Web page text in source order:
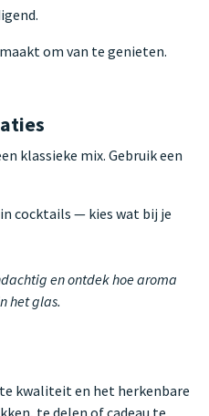
om van te genieten.
klassieke mix. Gebruik een
cocktails — kies wat bij je
en ontdek hoe aroma
het glas.
kwaliteit en het herkenbare
te delen of cadeau te